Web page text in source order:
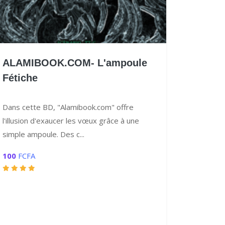
ALAMIBOOK.COM- L'ampoule
Fétiche
Dans cette BD, "Alamibook.com" offre
l'illusion d'exaucer les vœux grâce à une
simple ampoule. Des c...
100FCFA